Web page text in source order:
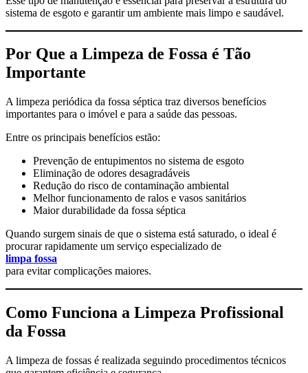
sistema de esgoto e garantir um ambiente mais limpo e saudável.
Por Que a Limpeza de Fossa é Tão
Importante
A limpeza periódica da fossa séptica traz diversos benefícios
importantes para o imóvel e para a saúde das pessoas.
Entre os principais benefícios estão:
Prevenção de entupimentos no sistema de esgoto
Eliminação de odores desagradáveis
Redução do risco de contaminação ambiental
Melhor funcionamento de ralos e vasos sanitários
Maior durabilidade da fossa séptica
Quando surgem sinais de que o sistema está saturado, o ideal é
procurar rapidamente um serviço especializado de
limpa fossa
para evitar complicações maiores.
Como Funciona a Limpeza Profissional
da Fossa
A limpeza de fossas é realizada seguindo procedimentos técnicos